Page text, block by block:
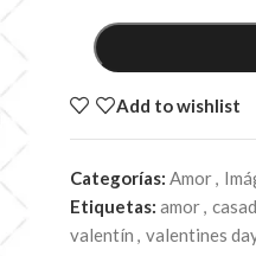
Add to wishlist
Categorías: Amor,
Etiquetas: amor,
valentín , valentines